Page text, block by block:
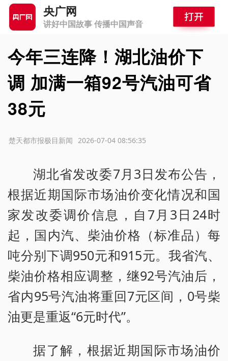
央广网
讲好中国故事 传播中国声音
今年三连降！湖北油价下
调 加满一箱92号汽油可省
38元
2026-07-04 08:56:35
楚天都市报极目新闻
湖北省发改委7月3日发布公告，
根据近期国际市场油价变化情况和国
家发改委调价信息，自7月3日24时
起，国内汽、柴油价格（标准品）每
吨分别下调950元和915元。我省汽、
柴油价格相应调整，继92号汽油后，
省内95号汽油将重回7元区间，0号柴
油更是重返“6元时代”。
据了解，根据近期国际市场油价